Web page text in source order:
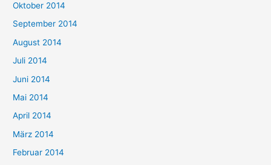
Oktober 2014
September 2014
August 2014
Juli 2014
Juni 2014
Mai 2014
April 2014
März 2014
Februar 2014